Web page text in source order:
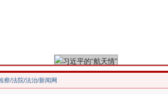
察/法院/法治/新闻网